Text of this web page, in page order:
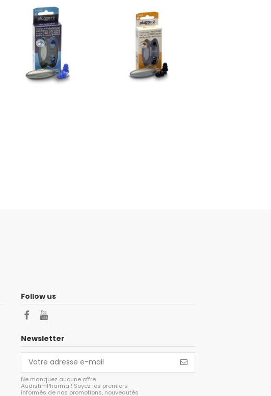
Protection auditive piscine
14,95 €
Ajouter au panier
Protection auditive
lecture
14,95 €
Ajouter au panier
Follow us
Newsletter
Ne manquez aucune offre
AudistimPharma ! Soyez les premiers
informés de nos promotions, nouveautés